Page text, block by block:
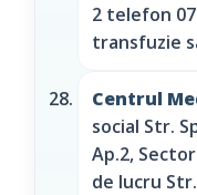
2 telefon
transfuzie
Centrul
social Str.
Ap.2,
de lucru